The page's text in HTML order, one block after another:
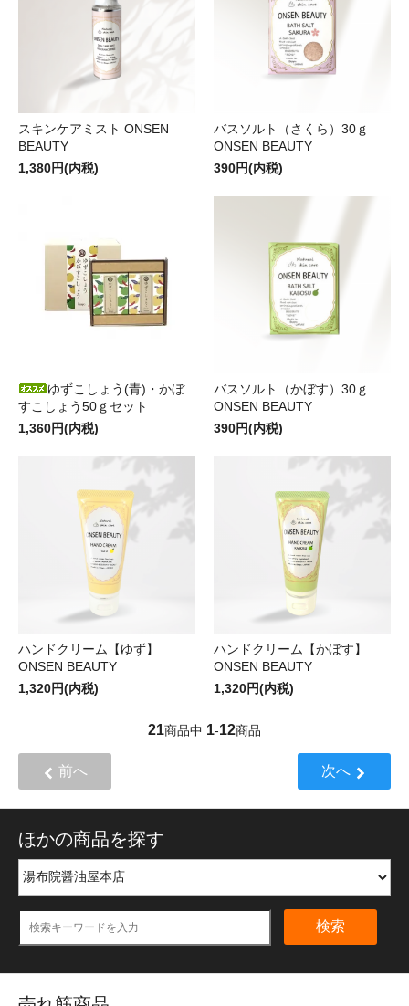
スキンケアミスト ONSEN
BEAUTY
1,380円(内税)
バスソルト（さくら）30ｇ
ONSEN BEAUTY
390円(内税)
ゆずこしょう(青)・かぼ
すこしょう50ｇセット
1,360円(内税)
バスソルト（かぼす）30ｇ
ONSEN BEAUTY
390円(内税)
ハンドクリーム【ゆず】
ONSEN BEAUTY
1,320円(内税)
ハンドクリーム【かぼす】
ONSEN BEAUTY
1,320円(内税)
21商品中 1-12商品
前へ 次へ
ほかの商品を探す
検索